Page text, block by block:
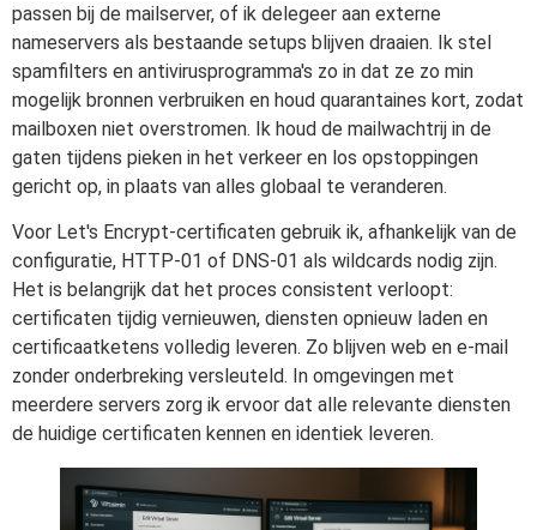
passen bij de mailserver, of ik delegeer aan externe
nameservers als bestaande setups blijven draaien. Ik stel
spamfilters en antivirusprogramma's zo in dat ze zo min
mogelijk bronnen verbruiken en houd quarantaines kort, zodat
mailboxen niet overstromen. Ik houd de mailwachtrij in de
gaten tijdens pieken in het verkeer en los opstoppingen
gericht op, in plaats van alles globaal te veranderen.
Voor Let's Encrypt-certificaten gebruik ik, afhankelijk van de
configuratie, HTTP-01 of DNS-01 als wildcards nodig zijn.
Het is belangrijk dat het proces consistent verloopt:
certificaten tijdig vernieuwen, diensten opnieuw laden en
certificaatketens volledig leveren. Zo blijven web en e-mail
zonder onderbreking versleuteld. In omgevingen met
meerdere servers zorg ik ervoor dat alle relevante diensten
de huidige certificaten kennen en identiek leveren.